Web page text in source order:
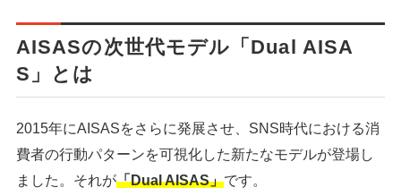
AISASの次世代モデル「Dual AISA
S」とは
2015年にAISASをさらに発展させ、SNS時代における消
費者の行動パターンを可視化した新たなモデルが登場し
ました。それが「Dual AISAS」です。